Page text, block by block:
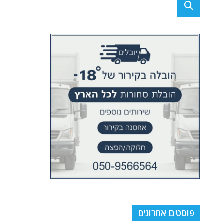
פוסטים אחרונים